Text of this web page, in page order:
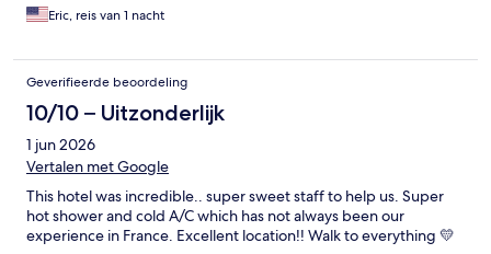
Eric, reis van 1 nacht
Geverifieerde beoordeling
10/10 – Uitzonderlijk
1 jun 2026
Vertalen met Google
This hotel was incredible.. super sweet staff to help us. Super
hot shower and cold A/C which has not always been our
experience in France. Excellent location!! Walk to everything 💛